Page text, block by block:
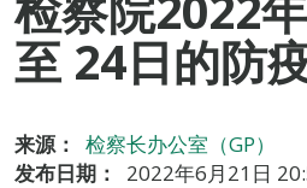
至 24日的防
来源：
检察长办公室（GP）
发布日期：
2022年6月21日